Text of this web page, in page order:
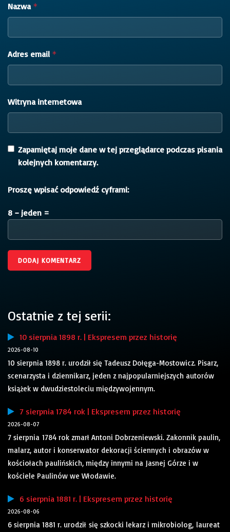
Nazwa *
Adres email *
Witryna internetowa
Zapamiętaj moje dane w tej przeglądarce podczas pisania
kolejnych komentarzy.
Proszę wpisać odpowiedź cyframi:
8 − jeden =
Ostatnie z tej serii:
10 sierpnia 1898 r. | Ekspresem przez historię
2026-08-10
10 sierpnia 1898 r. urodził się Tadeusz Dołęga-Mostowicz. Pisarz,
scenarzysta i dziennikarz, jeden z najpopularniejszych autorów
książek w dwudziestoleciu międzywojennym.
7 sierpnia 1784 rok | Ekspresem przez historię
2026-08-07
7 sierpnia 1784 rok zmarł Antoni Dobrzeniewski. Zakonnik paulin,
malarz, autor i konserwator dekoracji ściennych i obrazów w
kościołach paulińskich, między innymi na Jasnej Górze i w
kościele Paulinów we Włodawie.
6 sierpnia 1881 r. | Ekspresem przez historię
2026-08-06
6 sierpnia 1881 r. urodził się szkocki lekarz i mikrobiolog, laureat